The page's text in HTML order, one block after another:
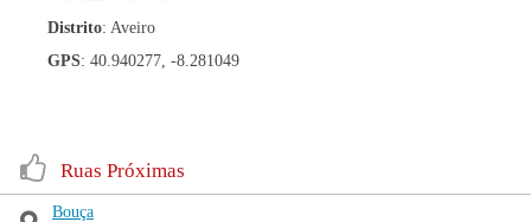
Distrito: Aveiro
GPS: 40.940277, -8.281049
Ruas Próximas
Bouça